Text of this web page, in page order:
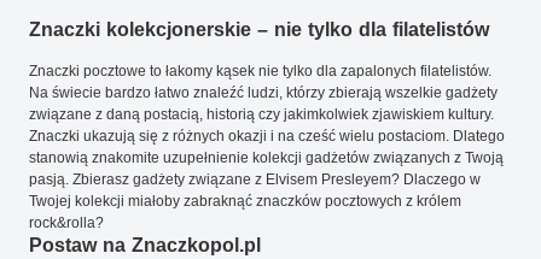
Znaczki kolekcjonerskie – nie tylko dla filatelistów
Znaczki pocztowe to łakomy kąsek nie tylko dla zapalonych filatelistów.
Na świecie bardzo łatwo znaleźć ludzi, którzy zbierają wszelkie gadżety
związane z daną postacią, historią czy jakimkolwiek zjawiskiem kultury.
Znaczki ukazują się z różnych okazji i na cześć wielu postaciom. Dlatego
stanowią znakomite uzupełnienie kolekcji gadżetów związanych z Twoją
pasją. Zbierasz gadżety związane z Elvisem Presleyem? Dlaczego w
Twojej kolekcji miałoby zabraknąć znaczków pocztowych z królem
rock&rolla?
Postaw na Znaczkopol.pl